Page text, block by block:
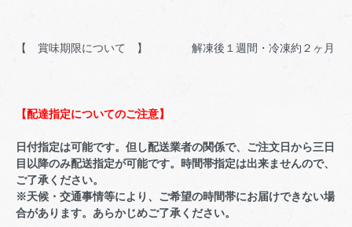
【 賞味期限について 】 解凍後１週間・冷凍約２ヶ月
【配達指定についてのご注意】
日付指定は可能です。但し配送業者の関係で、ご注文日から三日
目以降のみ配送指定が可能です。時間帯指定は出来ませんので、
ご了承ください。
※天候・交通事情等により、ご希望の時間帯にお届けできない場
合があります。あらかじめご了承ください。